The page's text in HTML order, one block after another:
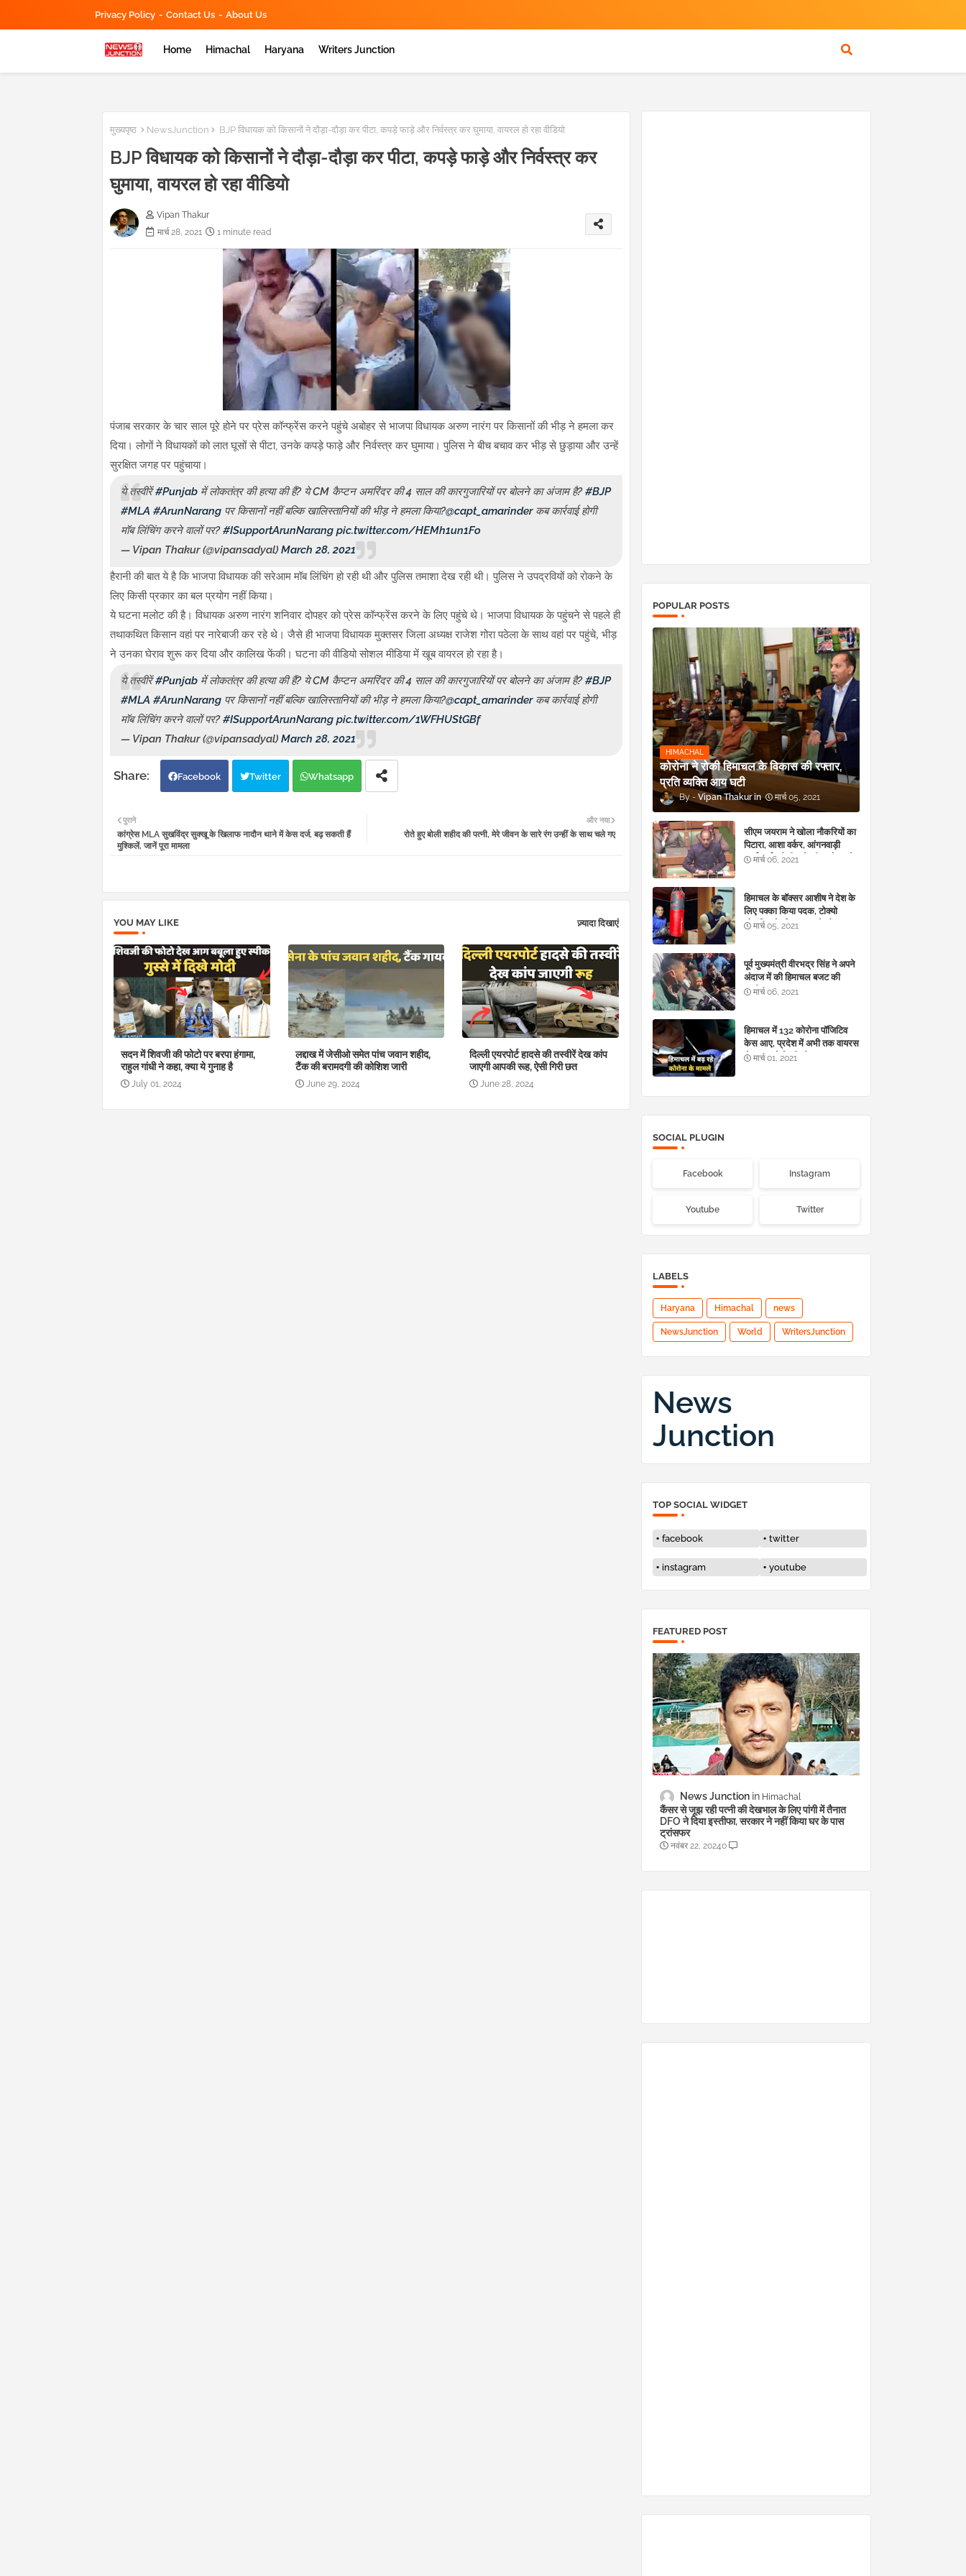
Privacy Policy Contact Us About Us
Home Himachal Haryana Writers Junction
मुख्यपृष्ठ NewsJunction BJP विधायक को किसानों ने दौड़ा-दौड़ा कर पीटा, कपड़े फाड़े और निर्वस्त्र कर घुमाया, वायरल हो रहा वीडियो
BJP विधायक को किसानों ने दौड़ा-दौड़ा कर पीटा, कपड़े फाड़े और निर्वस्त्र कर
घुमाया, वायरल हो रहा वीडियो
Vipan Thakur
मार्च 28, 2021
1 minute read
पंजाब सरकार के चार साल पूरे होने पर प्रेस कॉन्फ्रेंस करने पहुंचे अबोहर से भाजपा विधायक अरुण नारंग पर किसानों की भीड़ ने हमला कर
दिया। लोगों ने विधायकों को लात घूसों से पीटा, उनके कपड़े फाड़े और निर्वस्त्र कर घुमाया। पुलिस ने बीच बचाव कर भीड़ से छुड़ाया और उन्हें
सुरक्षित जगह पर पहुंचाया।
ये तस्वीरें#Punjab में लोकतंत्र की हत्या की हैं? ये CM कैप्टन अमरिंदर की 4 साल की कारगुजारियों पर बोलने का अंजाम है?#BJP
#MLA #ArunNarang पर किसानों नहीं बल्कि खालिस्तानियों की भीड़ ने हमला किया?@capt_amarinderकब कार्रवाई होगी
मॉब लिंचिंग करने वालों पर?#ISupportArunNarang pic.twitter.com/HEMh1un1Fo
— Vipan Thakur (@vipansadyal) March 28, 2021
हैरानी की बात ये है कि भाजपा विधायक की सरेआम मॉब लिंचिंग हो रही थी और पुलिस तमाशा देख रही थी। पुलिस ने उपद्रवियों को रोकने के
लिए किसी प्रकार का बल प्रयोग नहीं किया।
ये घटना मलोट की है। विधायक अरुण नारंग शनिवार दोपहर को प्रेस कॉन्फ्रेंस करने के लिए पहुंचे थे। भाजपा विधायक के पहुंचने से पहले ही
तथाकथित किसान वहां पर नारेबाजी कर रहे थे। जैसे ही भाजपा विधायक मुक्तसर जिला अध्यक्ष राजेश गोरा पठेला के साथ वहां पर पहुंचे, भीड़
ने उनका घेराव शुरू कर दिया और कालिख फेंकी। घटना की वीडियो सोशल मीडिया में खूब वायरल हो रहा है।
ये तस्वीरें#Punjab में लोकतंत्र की हत्या की हैं? ये CM कैप्टन अमरिंदर की 4 साल की कारगुजारियों पर बोलने का अंजाम है?#BJP
#MLA #ArunNarang पर किसानों नहीं बल्कि खालिस्तानियों की भीड़ ने हमला किया?@capt_amarinderकब कार्रवाई होगी
मॉब लिंचिंग करने वालों पर?#ISupportArunNarang pic.twitter.com/1WFHUStGBf
— Vipan Thakur (@vipansadyal) March 28, 2021
Facebook Twitter Whatsapp
और नया
रोते हुए बोली शहीद की पत्नी, मेरे जीवन के सारे रंग उन्हीं के साथ चले गए
पुराने
कांग्रेस MLA सुखविंद्र सुक्खू के खिलाफ नादौन थाने में केस दर्ज, बढ़ सकती हैं
मुश्किलें, जानें पूरा मामला
YOU MAY LIKE ज़्यादा दिखाएं
सदन में शिवजी की फोटो पर बरपा हंगामा,
राहुल गांधी ने कहा, क्या ये गुनाह है
July 01, 2024
लद्दाख में जेसीओ समेत पांच जवान शहीद,
टैंक की बरामदगी की कोशिश जारी
June 29, 2024
दिल्ली एयरपोर्ट हादसे की तस्वीरें देख कांप
जाएगी आपकी रूह, ऐसी गिरी छत
June 28, 2024
POPULAR POSTS
HIMACHAL
कोरोना ने रोकी हिमाचल के विकास की रफ्तार,
प्रति व्यक्ति आय घटी
Vipan Thakur मार्च 05, 2021
सीएम जयराम ने खोला नौकरियों का
पिटारा, आशा वर्कर, आंगनवाड़ी
कार्यकर्ता, चौकीदारों की बल्ले-बल्ले
मार्च 06, 2021
हिमाचल के बॉक्सर आशीष ने देश के
लिए पक्का किया पदक, टोक्यो
ओलंपिक के लिए कर चुके हैं
मार्च 05, 2021
पूर्व मुख्यमंत्री वीरभद्र सिंह ने अपने
अंदाज में की हिमाचल बजट की
‘तारीफ’
मार्च 06, 2021
हिमाचल में 132 कोरोना पॉजिटिव
केस आए, प्रदेश में अभी तक वायरस
से 983 लोगों की मौत
मार्च 01, 2021
SOCIAL PLUGIN
Facebook Instagram
Youtube Twitter
LABELS
Haryana Himachal news
NewsJunction World WritersJunction
News
Junction
TOP SOCIAL WIDGET
facebook twitter
instagram youtube
FEATURED POST
News Junction Himachal
कैंसर से जूझ रही पत्नी की देखभाल के लिए पांगी में तैनात
DFO ने दिया इस्तीफा, सरकार ने नहीं किया घर के पास
ट्रांसफर
नवंबर 22, 20240